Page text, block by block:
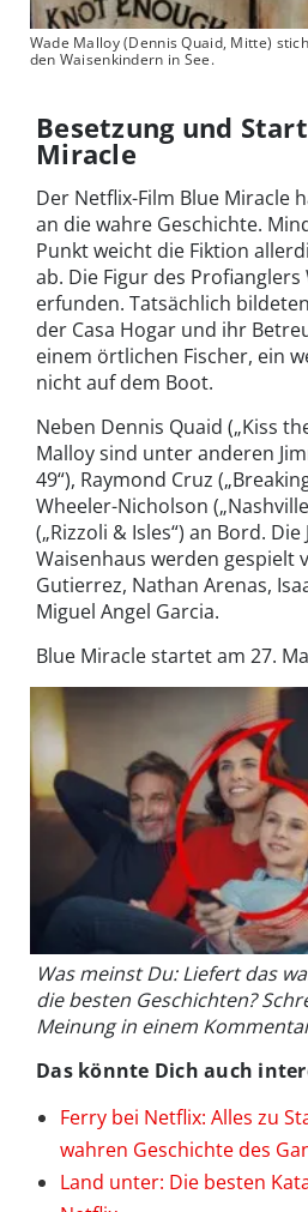
Wade Malloy (Dennis Quaid, Mitte)
den Waisenkindern in See.
Besetzung und
Miracle
Der Netflix-Film Blue Miracle
an die wahre Geschichte.
Punkt weicht die Fiktion
ab. Die Figur des
erfunden. Tatsächlich
der Casa Hogar und ihr
einem örtlichen Fischer, ein
nicht auf dem Boot.
Neben Dennis Quaid („Kiss
Malloy sind unter anderen
49“), Raymond Cruz
Wheeler-Nicholson
(„Rizzoli & Isles“) an Bord.
Waisenhaus werden gespielt
Gutierrez, Nathan Arenas,
Miguel Angel Garcia.
Blue Miracle startet am 27.
Was meinst Du: Liefert das
die besten Geschichten?
Meinung in einem
Das könnte Dich auch
Ferry bei Netflix: Alles zu
wahren Geschichte des
Land unter: Die besten